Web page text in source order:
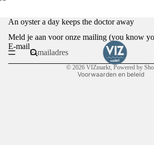
OPENEN
VOLLEDIG
SCHERM
OPENEN
VOLLEDIG
SCHERM
OPENEN
VOLLEDIG
SCHERM
An oyster a day keeps the doctor away
Meld je aan voor onze mailing (you know
E-mail
© 2026 VIZmarkt, Powered by
Voorwaarden en beleid
Terugbetalingsbeleid
Algemene voorwaarden
Contactgegevens